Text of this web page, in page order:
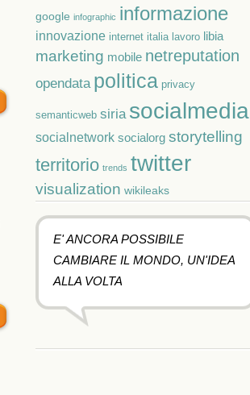
google infographic informazione
innovazione internet italia lavoro libia
marketing mobile netreputation
opendata politica privacy
semanticweb siria socialmedia
socialnetwork socialorg storytelling
territorio trends twitter
visualization wikileaks
E' ANCORA POSSIBILE
CAMBIARE IL MONDO, UN'IDEA
ALLA VOLTA